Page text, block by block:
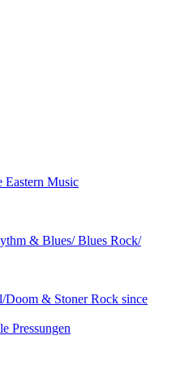
Eastern Music
& Blues/ Blues Rock/
& Stoner Rock since
Pressungen